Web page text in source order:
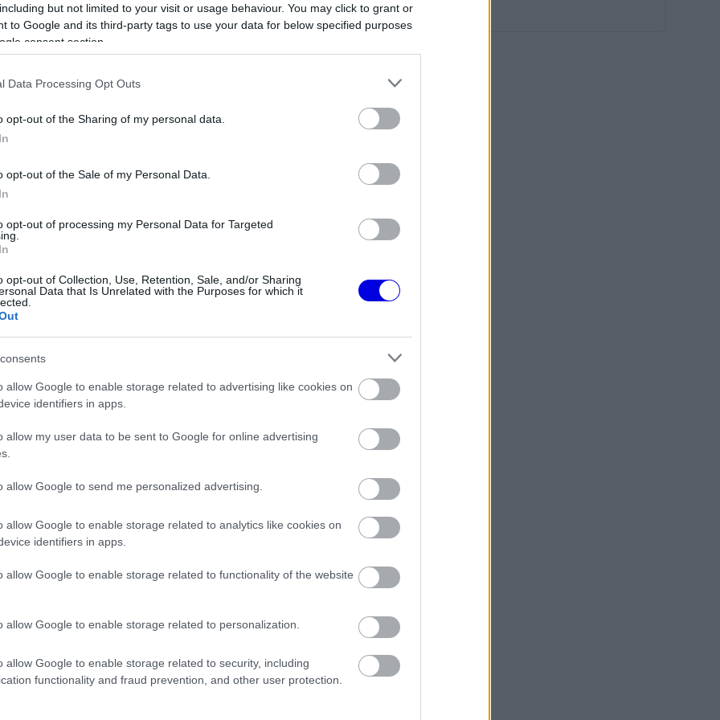
but not limited to your visit or usage behaviour. You may click to grant or
to Google and its third-party tags to use your data for below specified purposes
consent section.
Data Processing Opt Outs
opt-out of the Sharing of my personal data.
opt-out of the Sale of my Personal Data.
opt-out of processing my Personal Data for Targeted
opt-out of Collection, Use, Retention, Sale, and/or Sharing
Data that Is Unrelated with the Purposes for which it
allow Google to enable storage related to advertising like cookies on
identifiers in apps.
allow my user data to be sent to Google for online advertising
allow Google to send me personalized advertising.
allow Google to enable storage related to analytics like cookies on
identifiers in apps.
allow Google to enable storage related to functionality of the website
allow Google to enable storage related to personalization.
allow Google to enable storage related to security, including
functionality and fraud prevention, and other user protection.
elutasította
követelését
FORMA-1
feltételezhetnénk, hogy felülmúljuk a
előttük járnánk.”
hogy az ADUO-program, vagyis a
jó szándékkal került be a szabálykönyvbe,
szül. A modern erőforrások teljesítményét
elektromos összetevők, az akkumulátorok
motorok forgatónyomatékát méri, így
próbál egyetlen egyszerűsített adattal
teljesen hibáztatni a kialakult
a módszert.
FIA formaautós bizottságának igazgatója is
javasolt összetettebb mérési opciókat